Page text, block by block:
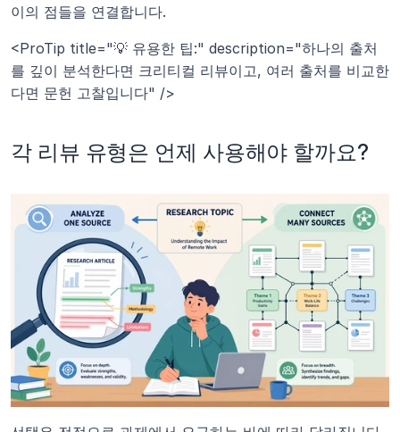
이의 점들을 연결합니다.
<ProTip title="💡 유용한 팁:" description="하나의 출처
를 깊이 분석한다면 크리티컬 리뷰이고, 여러 출처를 비교한
다면 문헌 고찰입니다" />
각 리뷰 유형은 언제 사용해야 할까요?